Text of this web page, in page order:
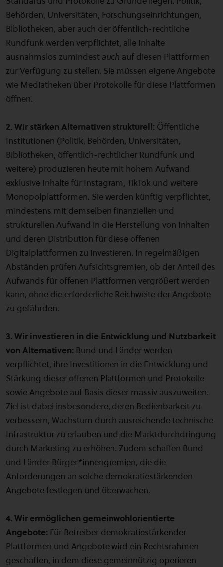
Behörden, Universitäten, Forschungseinrichtungen,
Bibliotheken, aber auch der öffentlich-rechtliche
Rundfunk werden verpflichtet, alle Inhalte
ausnahmslos zumindest auch auf diesen Plattformen
zur Verfügung zu stellen. Sie müssen eigene Angebote
wie Mediatheken über Protokolle für diese Plattformen
öffnen.
2. Wir stärken Alternativen strukturell: Öffentliche
Institutionen (Politik, Behörden, Universitäten,
Bibliotheken, öffentlich-rechtlicher Rundfunk und
weitere) produzieren heute mit hohem Aufwand
exklusive Inhalte für Instagram, TikTok und weitere
Monopolplattformen. Sie werden künftig verpflichtet,
mindestens mit demselben finanziellen und
strukturellen Aufwand in die Herstellung von Inhalten
und deren Distribution für diese offenen
Digitalplattformen zu investieren. In regelmäßigen
Abständen prüfen Aufsichtsgremien, ob der Anteil des
Aufwands für offenen Plattformen vergrößert werden
kann, ohne die erforderliche Reichweite der Angebote
zu gefährden.
3. Wir investieren in die Entwicklung und Nutzbarkeit
von Alternativen: Bund und Länder werden
verpflichtet, ihre Investitionen in die Entwicklung und
Stärkung dieser offenen Plattformen und Protokolle
sowie Angebote auf Basis dieser massiv auszuweiten.
Ziel ist dabei insbesondere, deren Bedienbarkeit zu
verbessern, Wachstum durch ausreichende technische
Infrastruktur zu erlauben und die Marktdurchdringung
durch Marketing zu erhöhen. Zudem schaffen Bund
und Länder Bürger*innengremien, die die
Anforderungen an solche demokratiestärkenden
Angebote festlegen und überwachen.
4. Wir ermöglichen gemeinwohlorientierte
Angebote: Für Betreiber demokratiestärkender
Plattformen und Angebote wird ein Rechtsrahmen
geschaffen, in dem diese gemeinnützig operieren